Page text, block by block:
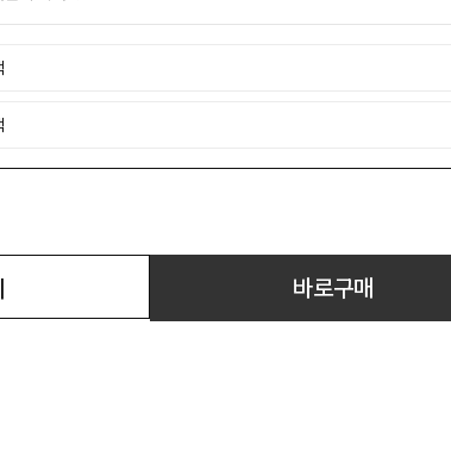
바로구매